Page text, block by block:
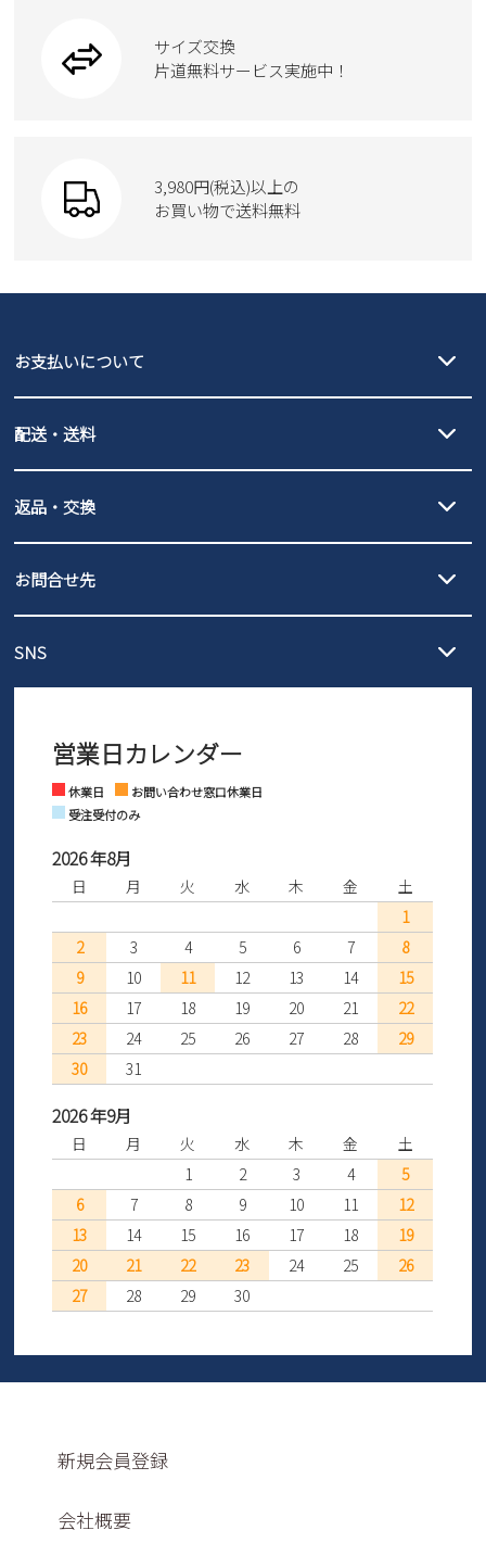
ウェア
moz
ブーツ
Parade
GAP
new balance
瞬足
トートバッグサイズ交換
片道無料サービス実施中！
3,980円(税込)以上の
お買い物で送料無料
お支払いについて
PayPay（オンライン決済）、代金引換のご利用が可能です。
配送・送料
北海道・本州・四国・九州…550円
3,980円（税込）以上お買い上げで送料無料
発送日・送料詳細については
ご利用ください。
全国一律…220円（税込）
発送日・送料詳細についてはご利用ガイドを
ご利用ください。
返品・交換
の片道無料サービスを実施中！
ントとしても安心してご利用いただけるよう、サイズ交換の受付期
さい。
お問合せ先
営業時間：11時～17時
※土日祝はお問い合わせ窓口休業日となります。
SNS
Facebook Instagram
営業日カレンダー
休業日
お問い合わせ窓口休業日
受注受付のみ
2026 年8月
日 月 火 水 木 金
土
1
2
3 4 5 6 7
8
9
10 11 12 13 14
15
16
17 18 19 20 21
22
23
24 25 26 27 28
29
30
31
2026 年9月
日 月 火 水 木 金
土
1
2 3 4
5
6
7 8 9 10 11
12
13
14 15 16 17 18
19
20
21 22 23 24 25
26
27
28 29 30
新規会員登録
会社概要